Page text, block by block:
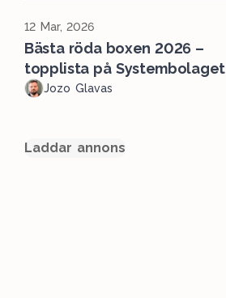
12 Mar, 2026
Bästa röda boxen 2026 –
topplista på Systembolaget
Jozo Glavas
Laddar annons